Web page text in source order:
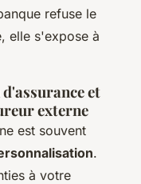
refuse le
elle s'expose à
et
externe
est souvent
.
à votre